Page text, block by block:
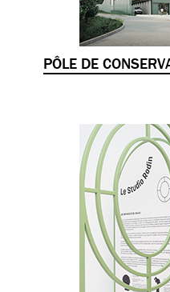
PÔLE DE